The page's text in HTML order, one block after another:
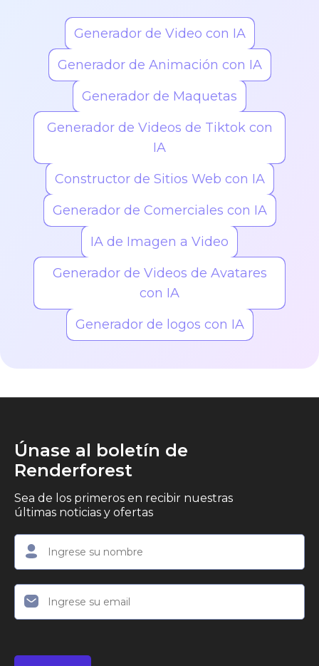
Generador de Video con IA
Generador de Animación con IA
Generador de Maquetas
Generador de Videos de Tiktok con
IA
Constructor de Sitios Web con IA
Generador de Comerciales con IA
IA de Imagen a Video
Generador de Videos de Avatares
con IA
Generador de logos con IA
Únase al boletín de
Renderforest
Sea de los primeros en recibir nuestras
últimas noticias y ofertas